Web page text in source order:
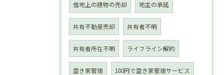
借地上の建物の売却 地主の承諾
共有不動産売却 共有者不明
共有者所在不明 ライフライン解約
空き家管理 100円で空き家管理サービス